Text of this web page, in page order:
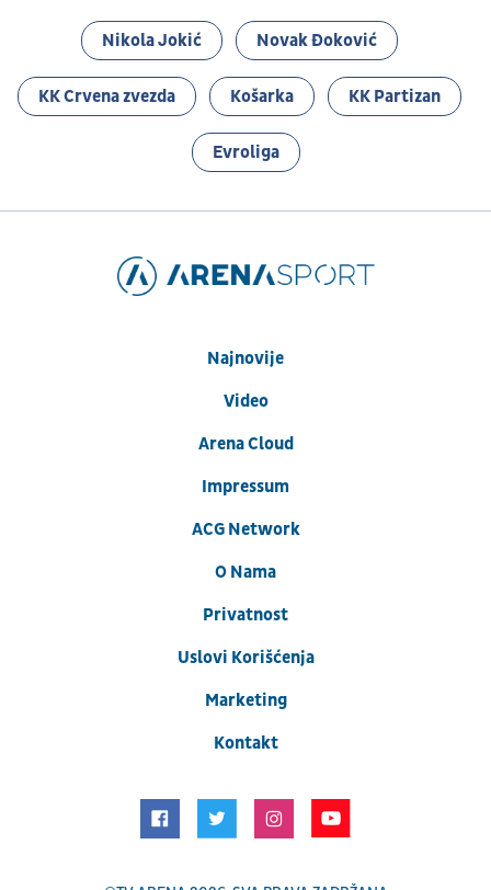
Nikola Jokić Novak Đoković
KK Crvena zvezda Košarka KK Partizan
Evroliga
Najnovije
Video
Arena Cloud
Impressum
ACG Network
O Nama
Privatnost
Uslovi Korišćenja
Marketing
Kontakt